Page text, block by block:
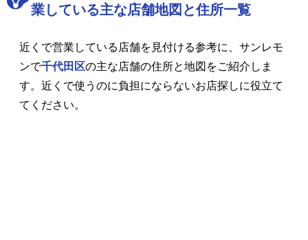
業している主な店舗地図と住所一覧
近くで営業している店舗を見付ける参考に、サンレモ
ンで千代田区の主な店舗の住所と地図をご紹介しま
す。近くで使うのに負担にならないお店探しに役立て
てください。